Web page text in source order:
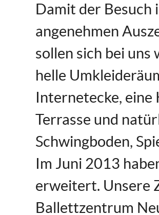
Damit der Besuch
angenehmen
sollen sich bei
helle
Internetecke, eine
Terrasse und
Schwingboden,
Im Juni 2013
erweitert. Unsere
Ballettzentrum